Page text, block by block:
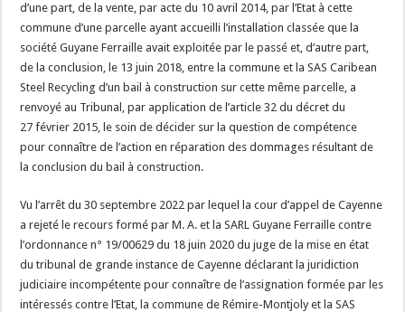
d’une part, de la vente, par acte du 10 avril 2014, par l’Etat à cette
commune d’une parcelle ayant accueilli l’installation classée que la
société Guyane Ferraille avait exploitée par le passé et, d’autre part,
de la conclusion, le 13 juin 2018, entre la commune et la SAS Caribean
Steel Recycling d’un bail à construction sur cette même parcelle, a
renvoyé au Tribunal, par application de l’article 32 du décret du
27 février 2015, le soin de décider sur la question de compétence
pour connaître de l’action en réparation des dommages résultant de
la conclusion du bail à construction.
Vu l’arrêt du 30 septembre 2022 par lequel la cour d’appel de Cayenne
a rejeté le recours formé par M. A. et la SARL Guyane Ferraille contre
l’ordonnance n° 19/00629 du 18 juin 2020 du juge de la mise en état
du tribunal de grande instance de Cayenne déclarant la juridiction
judiciaire incompétente pour connaître de l’assignation formée par les
intéressés contre l’Etat, la commune de Rémire-Montjoly et la SAS